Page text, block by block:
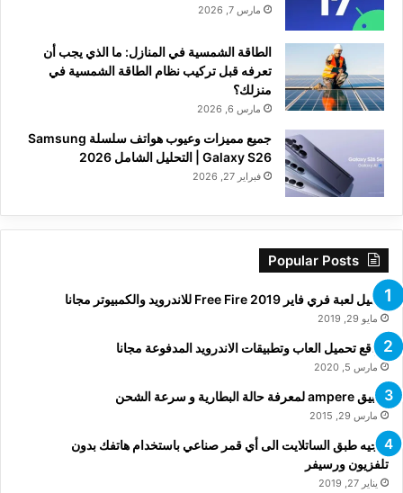
مارس 7, 2026
الطاقة الشمسية في المنازل: ما الذي يجب أن
تعرفه قبل تركيب نظام الطاقة الشمسية في
منزلك؟
مارس 6, 2026
جميع مميزات وعيوب هواتف سلسلة Samsung
Galaxy S26 | التحليل الشامل 2026
فبراير 27, 2026
Popular Posts
تحميل لعبة فري فاير Free Fire 2019 للاندرويد والكمبيوتر مجانا
مايو 29, 2019
مواقع تحميل العاب وتطبيقات الاندرويد المدفوعة مجانا
مارس 5, 2020
تطبيق ampere لمعرفة حالة البطارية و سرعة الشحن
مارس 29, 2015
توجيه طبق الساتلايت الى أي قمر صناعي باستخدام هاتفك بدون
تلفزيون ورسيفر
يناير 27, 2019